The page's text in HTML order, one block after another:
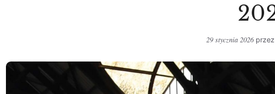
29 stycznia 2026 przez